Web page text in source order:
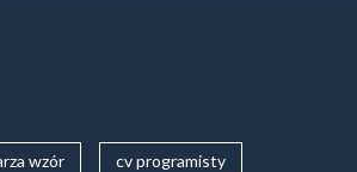
wzór cv programisty